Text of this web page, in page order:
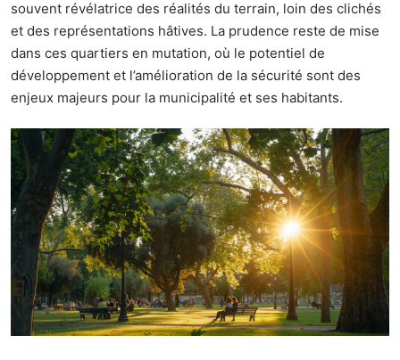
souvent révélatrice des réalités du terrain, loin des clichés
et des représentations hâtives. La prudence reste de mise
dans ces quartiers en mutation, où le potentiel de
développement et l’amélioration de la sécurité sont des
enjeux majeurs pour la municipalité et ses habitants.